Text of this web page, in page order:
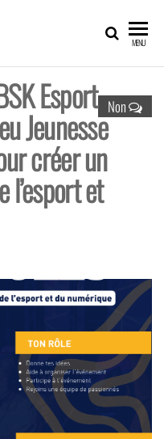
MENU
Non
Esport
Jeunesse
créer un
l’esport et